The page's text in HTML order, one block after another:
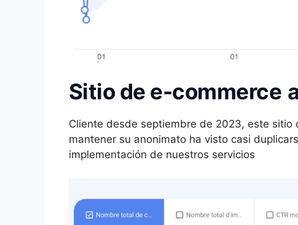
Sitio de e-commerce
Cliente desde septiembre de 2023, este
mantener su anonimato ha visto casi
implementación de nuestros servicios